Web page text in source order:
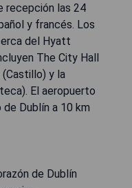
recepción las 24
y francés. Los
del Hyatt
The City Hall
y la
El aeropuerto
Dublín a 10 km
de Dublín